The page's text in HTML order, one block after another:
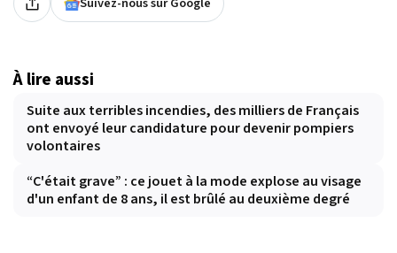
À lire aussi
Suite aux terribles incendies, des milliers de Français
ont envoyé leur candidature pour devenir pompiers
volontaires
“C'était grave” : ce jouet à la mode explose au visage
d'un enfant de 8 ans, il est brûlé au deuxième degré